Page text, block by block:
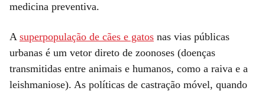
medicina preventiva.
A superpopulação de cães e gatos nas vias públicas
urbanas é um vetor direto de zoonoses (doenças
transmitidas entre animais e humanos, como a raiva e a
leishmaniose). As políticas de castração móvel, quando